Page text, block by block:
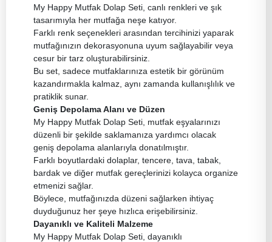
My Happy Mutfak Dolap Seti, canlı renkleri ve şık
tasarımıyla her mutfağa neşe katıyor.
Farklı renk seçenekleri arasından tercihinizi yaparak
mutfağınızın dekorasyonuna uyum sağlayabilir veya
cesur bir tarz oluşturabilirsiniz.
Bu set, sadece mutfaklarınıza estetik bir görünüm
kazandırmakla kalmaz, aynı zamanda kullanışlılık ve
pratiklik sunar.
Geniş Depolama Alanı ve Düzen
My Happy Mutfak Dolap Seti, mutfak eşyalarınızı
düzenli bir şekilde saklamanıza yardımcı olacak
geniş depolama alanlarıyla donatılmıştır.
Farklı boyutlardaki dolaplar, tencere, tava, tabak,
bardak ve diğer mutfak gereçlerinizi kolayca organize
etmenizi sağlar.
Böylece, mutfağınızda düzeni sağlarken ihtiyaç
duyduğunuz her şeye hızlıca erişebilirsiniz.
Dayanıklı ve Kaliteli Malzeme
My Happy Mutfak Dolap Seti, dayanıklı